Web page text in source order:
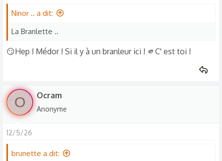
Ninor .. a dit:
La Branlette ..
😏Hep ! Médor ! Si il y à un branleur ici ! 🫵C' est toi !
O Ocram
Anonyme
12/5/26
brunette a dit: